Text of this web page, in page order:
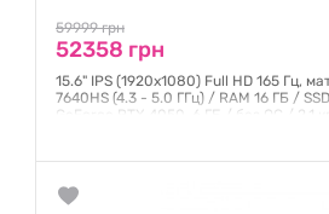
59999 грн
52358 грн
15.6" IPS (1920x1080) Full HD 165 Гц,
7640HS (4.3 - 5.0 ГГц) / RAM 16 ГБ /
GeForce RTX 4050, 6 ГБ / без ОС / 2.1 кг